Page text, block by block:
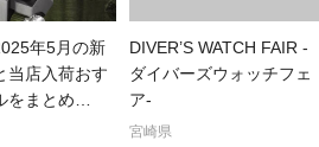
年5月の新
当店入荷おす
をまとめ…
DIVER’S WATCH FAIR -
ダイバーズウォッチフェ
ア-
宮崎県